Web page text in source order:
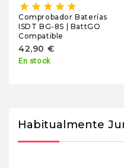
star star star star star
Comprobador Baterías
ISDT BG-8S | BattGO
Compatible
42,90 €
En stock
Habitualmente